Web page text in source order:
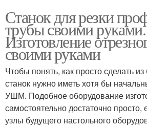
Станок для резки
трубы своими руками.
Изготовление
своими руками
Чтобы понять, как просто сделать
станок нужно иметь хотя бы
УШМ. Подобное оборудование
самостоятельно достаточно просто,
узлы будущего настольного